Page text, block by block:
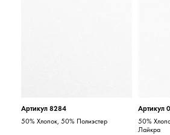
Артикул 8284
50% Хлопок, 50% Полиэстер
Артикул
50%
Лайкра